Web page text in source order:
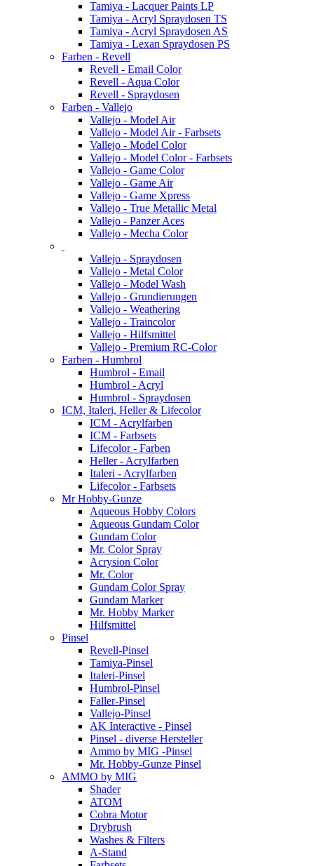
Tamiya - Lacquer Paints LP
Tamiya - Acryl Spraydosen TS
Tamiya - Acryl Spraydosen AS
Tamiya - Lexan Spraydosen PS
Farben - Revell
Revell - Email Color
Revell - Aqua Color
Revell - Spraydosen
Farben - Vallejo
Vallejo - Model Air
Vallejo - Model Air - Farbsets
Vallejo - Model Color
Vallejo - Model Color - Farbsets
Vallejo - Game Color
Vallejo - Game Air
Vallejo - Game Xpress
Vallejo - True Metallic Metal
Vallejo - Panzer Aces
Vallejo - Mecha Color
Vallejo - Spraydosen
Vallejo - Metal Color
Vallejo - Model Wash
Vallejo - Grundierungen
Vallejo - Weathering
Vallejo - Traincolor
Vallejo - Hilfsmittel
Vallejo - Premium RC-Color
Farben - Humbrol
Humbrol - Email
Humbrol - Acryl
Humbrol - Spraydosen
ICM, Italeri, Heller & Lifecolor
ICM - Acrylfarben
ICM - Farbsets
Lifecolor - Farben
Heller - Acrylfarben
Italeri - Acrylfarben
Lifecolor - Farbsets
Mr Hobby-Gunze
Aqueous Hobby Colors
Aqueous Gundam Color
Gundam Color
Mr. Color Spray
Acrysion Color
Mr. Color
Gundam Color Spray
Gundam Marker
Mr. Hobby Marker
Hilfsmittel
Pinsel
Revell-Pinsel
Tamiya-Pinsel
Italeri-Pinsel
Humbrol-Pinsel
Faller-Pinsel
Vallejo-Pinsel
AK Interactive - Pinsel
Pinsel - diverse Hersteller
Ammo by MIG -Pinsel
Mr. Hobby-Gunze Pinsel
AMMO by MIG
Shader
ATOM
Cobra Motor
Drybrush
Washes & Filters
A-Stand